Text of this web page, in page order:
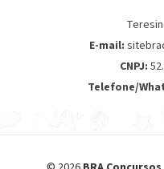
E-mail:
CNPJ:
Telefone/